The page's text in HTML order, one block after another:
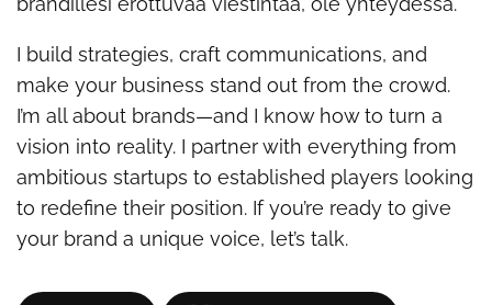
I build strategies, craft communications, and
make your business stand out from the crowd.
I’m all about brands—and I know how to turn a
vision into reality. I partner with everything from
ambitious startups to established players looking
to redefine their position. If you’re ready to give
your brand a unique voice, let’s talk.